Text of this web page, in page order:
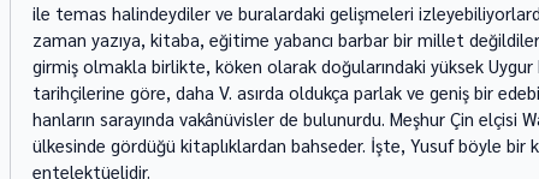
ile temas halindeydiler ve buralardaki gelişmeleri
zaman yazıya, kitaba, eğitime yabancı barbar bir millet
girmiş olmakla birlikte, köken olarak doğularındaki yüksek
tarihçilerine göre, daha V. asırda oldukça parlak ve geniş bir
hanların sarayında vakânüvisler de bulunurdu. Meşhur Çin elçisi
ülkesinde gördüğü kitaplıklardan bahseder. İşte, Yusuf böyle
entelektüelidir.